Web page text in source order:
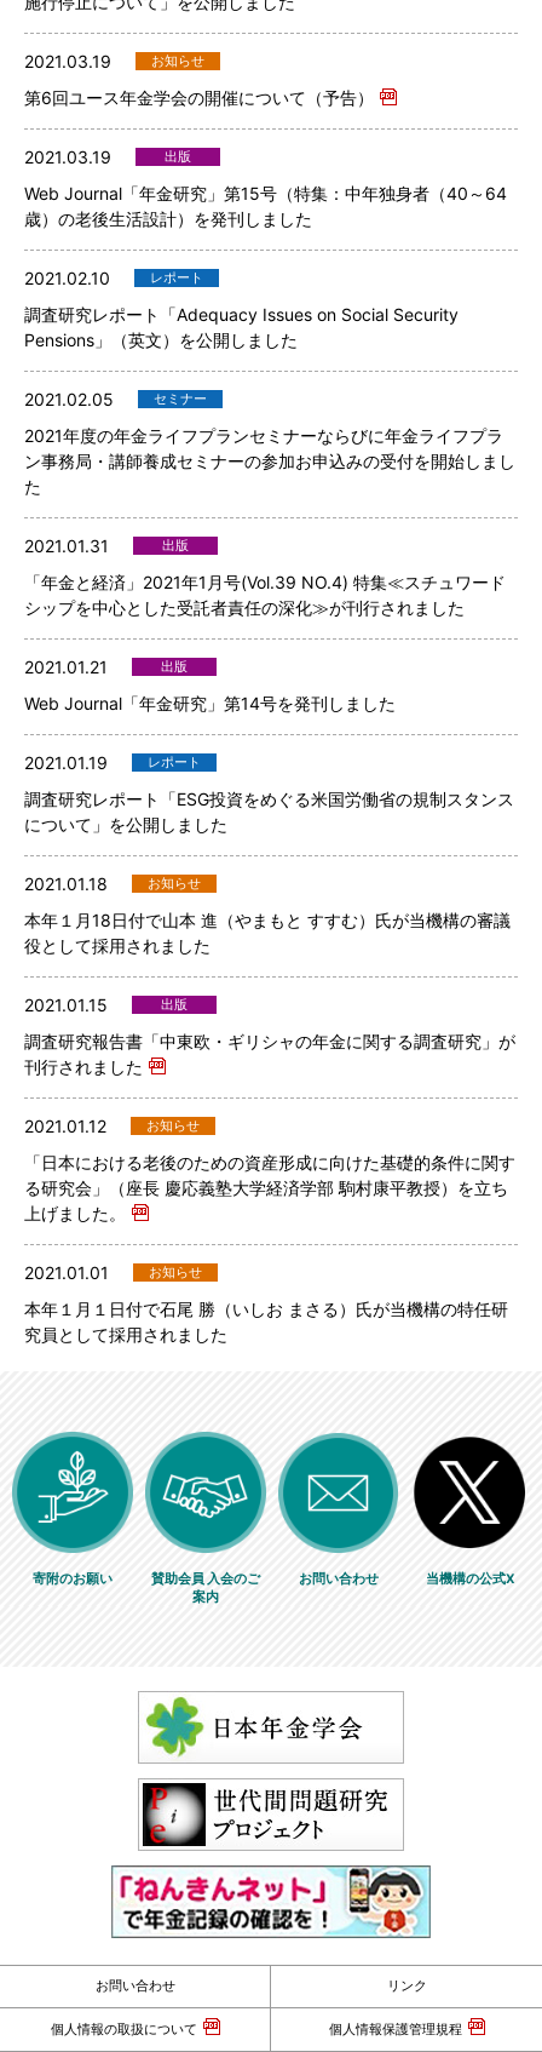
2021.03.19 お知らせ
第6回ユース年金学会の開催について（予告）
2021.03.19 出版
Web Journal「年金研究」第15号（特集：中年独身者（40～64
歳）の老後生活設計）を発刊しました
2021.02.10 レポート
調査研究レポート「Adequacy Issues on Social Security
Pensions」（英文）を公開しました
2021.02.05 セミナー
2021年度の年金ライフプランセミナーならびに年金ライフプラ
ン事務局・講師養成セミナーの参加お申込みの受付を開始しまし
た
2021.01.31 出版
「年金と経済」2021年1月号(Vol.39 NO.4) 特集≪スチュワード
シップを中心とした受託者責任の深化≫が刊行されました
2021.01.21 出版
Web Journal「年金研究」第14号を発刊しました
2021.01.19 レポート
調査研究レポート「ESG投資をめぐる米国労働省の規制スタンス
について」を公開しました
2021.01.18 お知らせ
本年１月18日付で山本 進（やまもと すすむ）氏が当機構の審議
役として採用されました
2021.01.15 出版
調査研究報告書「中東欧・ギリシャの年金に関する調査研究」が
刊行されました
2021.01.12 お知らせ
「日本における老後のための資産形成に向けた基礎的条件に関す
る研究会」（座長 慶応義塾大学経済学部 駒村康平教授）を立ち
上げました。
2021.01.01 お知らせ
本年１月１日付で石尾 勝（いしお まさる）氏が当機構の特任研
究員として採用されました
寄附のお願い
賛助会員 入会のご
案内
お問い合わせ 当機構の公式X
お問い合わせ リンク
個人情報の取扱について 個人情報保護管理規程